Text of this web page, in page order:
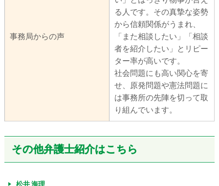
事務局からの声
る人です。その真摯な姿勢
から信頼関係がうまれ、
「また相談したい」「相談
者を紹介したい」とリピー
ター率が高いです。
社会問題にも高い関心を寄
せ、原発問題や憲法問題に
は事務所の先陣を切って取
り組んでいます。
その他弁護士紹介はこちら
松井 海理